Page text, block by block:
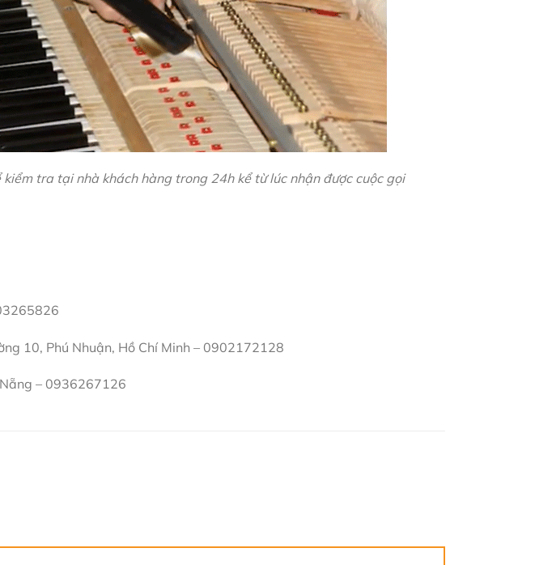
kiểm tra tại nhà khách hàng trong 24h kể từ lúc nhận được cuộc gọi
10, Phú Nhuận, Hồ Chí Minh – 0902172128
– 0936267126